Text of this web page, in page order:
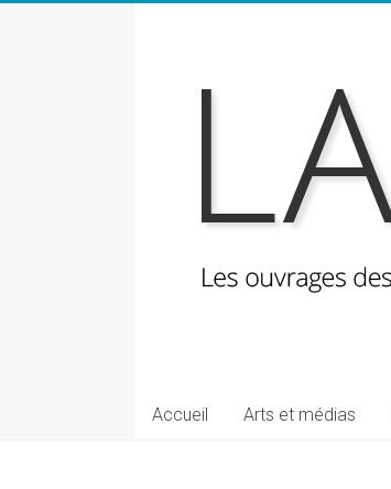
LesAccueil Arts et médias